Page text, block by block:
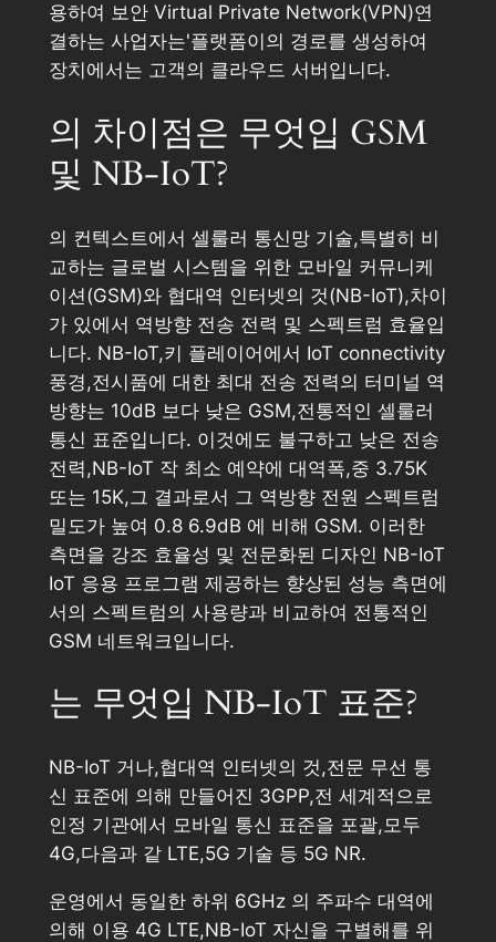
용하여 보안 Virtual Private Network(VPN)연
결하는 사업자는'플랫폼이의 경로를 생성하여
장치에서는 고객의 클라우드 서버입니다.
의 차이점은 무엇입 GSM
및 NB-IoT?
의 컨텍스트에서 셀룰러 통신망 기술,특별히 비
교하는 글로벌 시스템을 위한 모바일 커뮤니케
이션(GSM)와 협대역 인터넷의 것(NB-IoT),차이
가 있에서 역방향 전송 전력 및 스펙트럼 효율입
니다. NB-IoT,키 플레이어에서 IoT connectivity
풍경,전시품에 대한 최대 전송 전력의 터미널 역
방향는 10dB 보다 낮은 GSM,전통적인 셀룰러
통신 표준입니다. 이것에도 불구하고 낮은 전송
전력,NB-IoT 작 최소 예약에 대역폭,중 3.75K
또는 15K,그 결과로서 그 역방향 전원 스펙트럼
밀도가 높여 0.8 6.9dB 에 비해 GSM. 이러한
측면을 강조 효율성 및 전문화된 디자인 NB-IoT
IoT 응용 프로그램 제공하는 향상된 성능 측면에
서의 스펙트럼의 사용량과 비교하여 전통적인
GSM 네트워크입니다.
는 무엇입 NB-IoT 표준?
NB-IoT 거나,협대역 인터넷의 것,전문 무선 통
신 표준에 의해 만들어진 3GPP,전 세계적으로
인정 기관에서 모바일 통신 표준을 포괄,모두
4G,다음과 같 LTE,5G 기술 등 5G NR.
운영에서 동일한 하위 6GHz 의 주파수 대역에
의해 이용 4G LTE,NB-IoT 자신을 구별해를 위